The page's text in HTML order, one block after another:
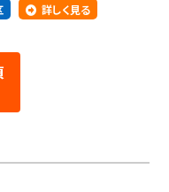
詳しく見る